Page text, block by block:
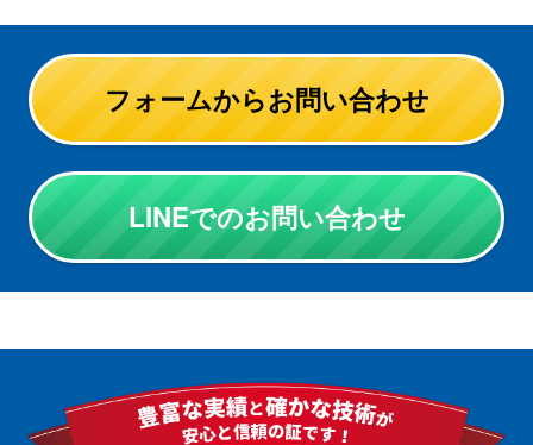
フォームからお問い合わせ
LINEでのお問い合わせ